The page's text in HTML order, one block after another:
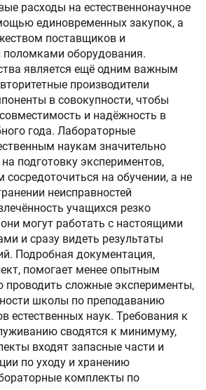
расходы на естественнонаучное
единовременных закупок, а
поставщиков и
оборудования.
является ещё одним важным
производители
в совокупности, чтобы
и надёжность в
года. Лабораторные
наукам значительно
подготовку экспериментов,
сосредоточиться на обучении, а не
неисправностей
учащихся резко
могут работать с настоящими
и сразу видеть результаты
Подробная документация,
помогает менее опытным
проводить сложные эксперименты,
школы по преподаванию
естественных наук. Требования к
сводятся к минимуму,
входят запасные части и
по уходу и хранению
комплекты по